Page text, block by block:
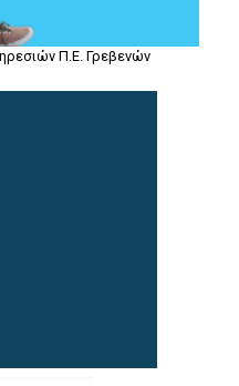
Π.Ε. Γρεβενών